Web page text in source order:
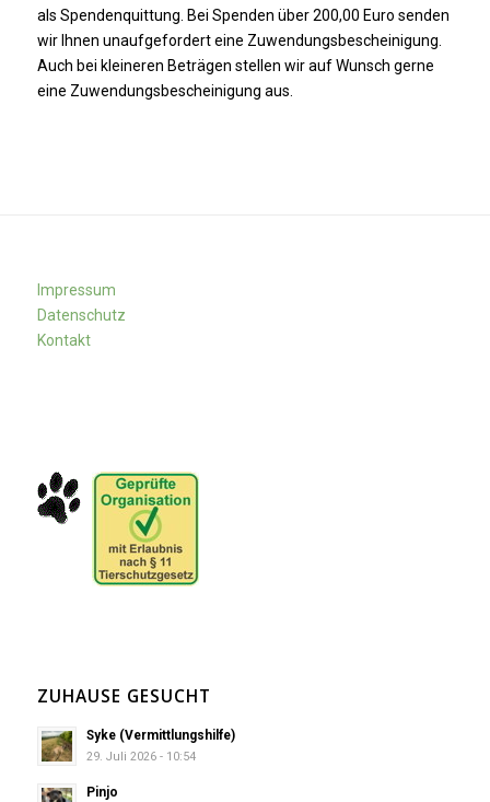
als Spendenquittung. Bei Spenden über 200,00 Euro senden
wir Ihnen unaufgefordert eine Zuwendungsbescheinigung.
Auch bei kleineren Beträgen stellen wir auf Wunsch gerne
eine Zuwendungsbescheinigung aus.
Impressum
Datenschutz
Kontakt
ZUHAUSE GESUCHT
Syke (Vermittlungshilfe)
29. Juli 2026 - 10:54
Pinjo